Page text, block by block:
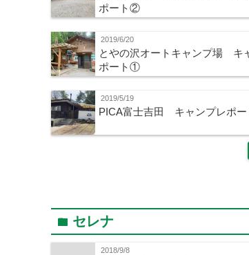
ポート②
2019/6/20
とやの沢オートキャンプ場 キ
ポート①
2019/5/19
PICA富士吉田 キャンプレポ
folder セレナ
2018/9/8